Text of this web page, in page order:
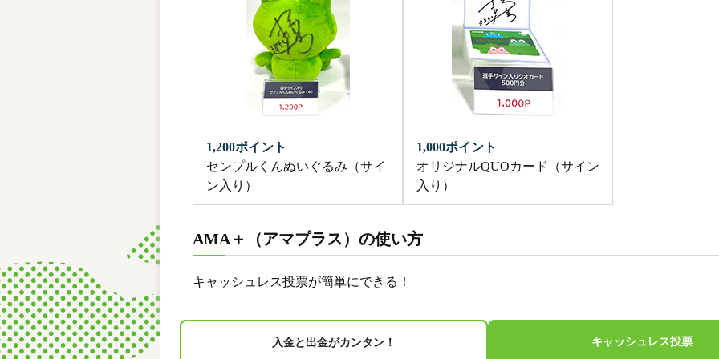
1,200ポイント
センプルくんぬいぐるみ（サイ
ン入り）
1,000ポイント
オリジナルQUOカード（サイン
入り）
AMA＋（アマプラス）の使い方
キャッシュレス投票が簡単にできる！
入金と出金がカンタン！ キャッシュレス投票